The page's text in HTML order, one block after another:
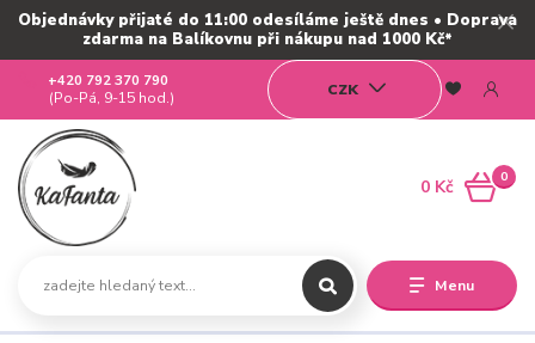
Objednávky přijaté do 11:00 odesíláme ještě dnes • Doprava
zdarma na Balíkovnu při nákupu nad 1000 Kč*
Menu
CZK
+420 792 370 790
(Po-Pá, 9-15 hod.)
0
0 Kč